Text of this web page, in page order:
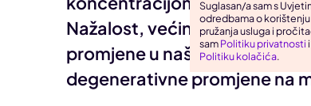
Uho, grlo, nos
Zarazne bolesti
Suglasan/a sam s
odredbama o korištenju
pružanja usluga i
samPolitiku privatnosti i
Politiku kolačića.
Nažalost, većinu ih same ne
promjene u našem
degenerativne promjene na